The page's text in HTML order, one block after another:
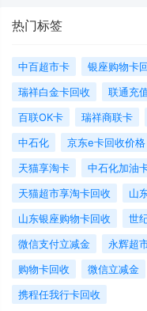
热门标签
中百超市卡 银座购物卡
瑞祥白金卡回收
联通充
百联OK卡
瑞祥商联卡
中石化
京东e卡回收价格
天猫享淘卡
中石化加油
天猫超市享淘卡回收
山
山东银座购物卡回收
世
微信支付立减金
永辉超
购物卡回收
微信立减金
携程任我行卡回收